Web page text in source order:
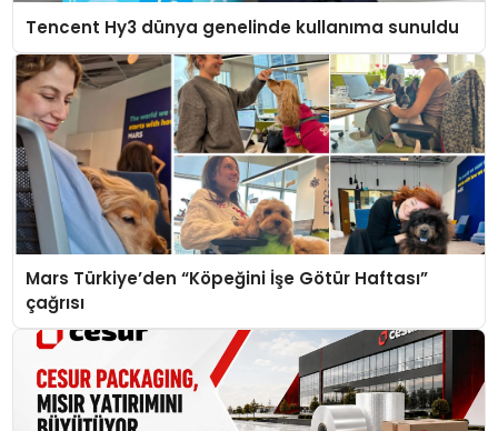
Tencent Hy3 dünya genelinde kullanıma sunuldu
Mars Türkiye’den “Köpeğini İşe Götür Haftası”
çağrısı